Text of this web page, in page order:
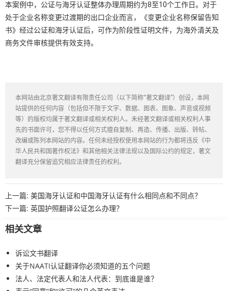
本案例中，公证与海牙认证整体办理周期约为8至10个工作日。对于
处于企业名称变更过渡期的出口企业而言，《变更企业名称保留告知
书》经过公证和海牙认证后，可作为阶段性证明文件，为海外清关及
商务文件审核提供有效支持。
本网站由北京著文翻译有限责任公司（以下简称“著文翻译”）创设，本网
站提供的任何内容（包括但不限于文字、数据、图表、图象、声音或视频
等）的版权均属于著文翻译或相关权利人。未经著文翻译或相关权利人事
先的书面许可，您不得以任何方式擅自复制、再造、传播、出版、转帖、
改编或陈列本网站的内容。任何未经授权使用本网站的行为都将违反《中
华人民共和国著作权法》和其他相关法律法规以及国际公约的规定，著文
翻译充分保留追究相应法律责任的权利。
上一篇: 美国海牙认证和中国海牙认证有什么相同点和不同点？
下一篇: 英国护照翻译公证怎么办理？
相关文章
诉讼文书翻译
关于NAATI认证翻译你必须知道的五个问题
法人、法定代表人和法人代表：到底谁是谁？